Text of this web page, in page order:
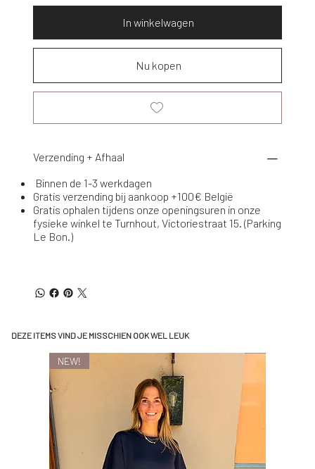
In winkelwagen
Nu kopen
Verzending + Afhaal
Binnen de 1-3 werkdagen
Gratis verzending bij aankoop +100€ België
Gratis ophalen tijdens onze openingsuren in onze
fysieke winkel te Turnhout, Victoriestraat 15. (Parking
Le Bon.)
DEZE ITEMS VIND JE MISSCHIEN OOK WEL LEUK
NEW!